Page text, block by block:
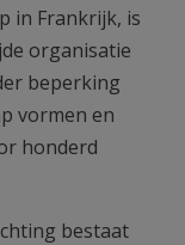
in Frankrijk, is
organisatie
beperking
vormen en
honderd
bestaat